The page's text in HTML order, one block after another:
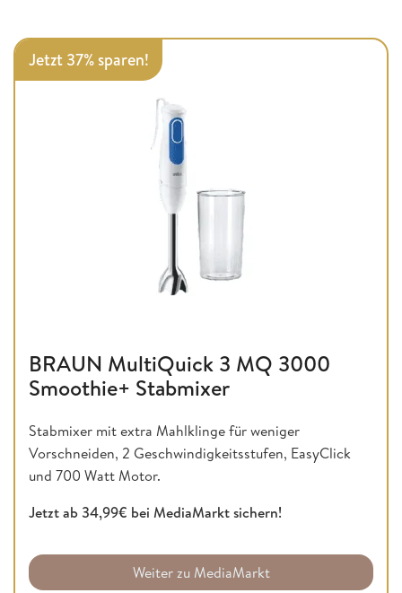
Jetzt 37% sparen!
BRAUN MultiQuick 3 MQ 3000
Smoothie+ Stabmixer
Stabmixer mit extra Mahlklinge für weniger
Vorschneiden, 2 Geschwindigkeitsstufen, EasyClick
und 700 Watt Motor.
Jetzt ab 34,99€ bei MediaMarkt sichern!
Weiter zu MediaMarkt